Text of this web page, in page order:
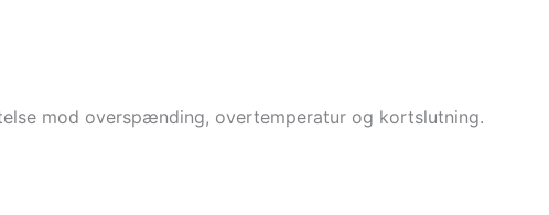
mod overspænding, overtemperatur og kortslutning.